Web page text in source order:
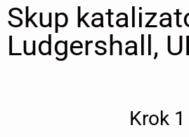
Skup
Ludgershall,
Krok 1